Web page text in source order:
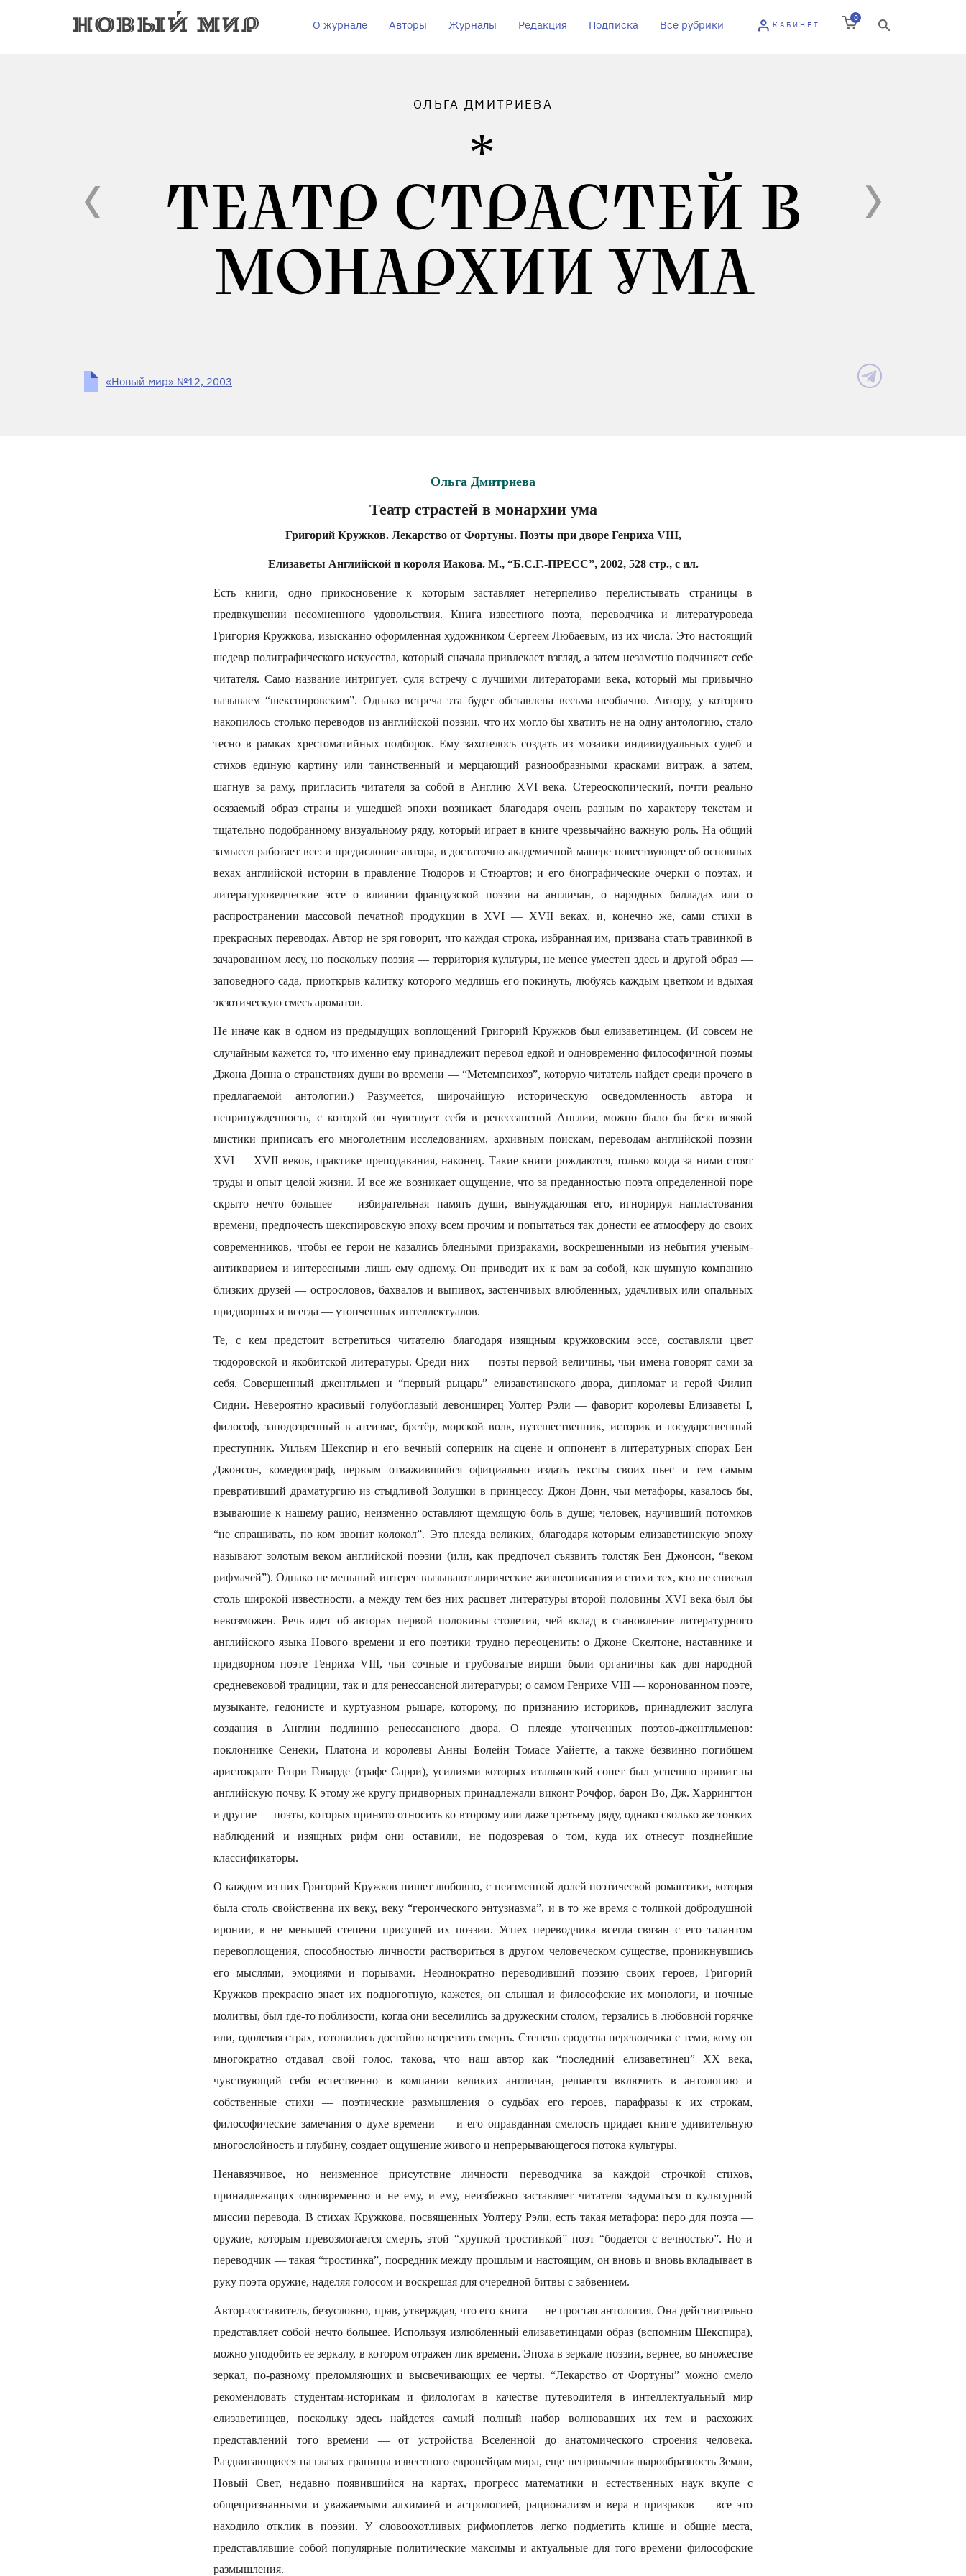
О журнале Авторы Журналы Редакция Подписка Все рубрики КАБИНЕТ
0
ОЛЬГА ДМИТРИЕВА
ТЕАТР СТРАСТЕЙ В
МОНАРХИИ УМА
«Новый мир» №12, 2003
Ольга Дмитриева
Театр страстей в монархии ума
Григорий Кружков. Лекарство от Фортуны. Поэты при дворе Генриха VIII,
Елизаветы Английской и короля Иакова. М., “Б.С.Г.-ПРЕСС”, 2002, 528 стр., с ил.
Есть книги, одно прикосновение к которым заставляет нетерпеливо перелистывать страницы в
предвкушении несомненного удовольствия. Книга известного поэта, переводчика и литературоведа
Григория Кружкова, изысканно оформленная художником Сергеем Любаевым, из их числа. Это настоящий
шедевр полиграфического искусства, который сначала привлекает взгляд, а затем незаметно подчиняет себе
читателя. Само название интригует, суля встречу с лучшими литераторами века, который мы привычно
называем “шекспировским”. Однако встреча эта будет обставлена весьма необычно. Автору, у которого
накопилось столько переводов из английской поэзии, что их могло бы хватить не на одну антологию, стало
тесно в рамках хрестоматийных подборок. Ему захотелось создать из мозаики индивидуальных судеб и
стихов единую картину или таинственный и мерцающий разнообразными красками витраж, а затем,
шагнув за раму, пригласить читателя за собой в Англию XVI века. Стереоскопический, почти реально
осязаемый образ страны и ушедшей эпохи возникает благодаря очень разным по характеру текстам и
тщательно подобранному визуальному ряду, который играет в книге чрезвычайно важную роль. На общий
замысел работает все: и предисловие автора, в достаточно академичной манере повествующее об основных
вехах английской истории в правление Тюдоров и Стюартов; и его биографические очерки о поэтах, и
литературоведческие эссе о влиянии французской поэзии на англичан, о народных балладах или о
распространении массовой печатной продукции в XVI — XVII веках, и, конечно же, сами стихи в
прекрасных переводах. Автор не зря говорит, что каждая строка, избранная им, призвана стать травинкой в
зачарованном лесу, но поскольку поэзия — территория культуры, не менее уместен здесь и другой образ —
заповедного сада, приоткрыв калитку которого медлишь его покинуть, любуясь каждым цветком и вдыхая
экзотическую смесь ароматов.
Не иначе как в одном из предыдущих воплощений Григорий Кружков был елизаветинцем. (И совсем не
случайным кажется то, что именно ему принадлежит перевод едкой и одновременно философичной поэмы
Джона Донна о странствиях души во времени — “Метемпсихоз”, которую читатель найдет среди прочего в
предлагаемой антологии.) Разумеется, широчайшую историческую осведомленность автора и
непринужденность, с которой он чувствует себя в ренессансной Англии, можно было бы безо всякой
мистики приписать его многолетним исследованиям, архивным поискам, переводам английской поэзии
XVI — XVII веков, практике преподавания, наконец. Такие книги рождаются, только когда за ними стоят
труды и опыт целой жизни. И все же возникает ощущение, что за преданностью поэта определенной поре
скрыто нечто большее — избирательная память души, вынуждающая его, игнорируя напластования
времени, предпочесть шекспировскую эпоху всем прочим и попытаться так донести ее атмосферу до своих
современников, чтобы ее герои не казались бледными призраками, воскрешенными из небытия ученым-
антикварием и интересными лишь ему одному. Он приводит их к вам за собой, как шумную компанию
близких друзей — острословов, бахвалов и выпивох, застенчивых влюбленных, удачливых или опальных
придворных и всегда — утонченных интеллектуалов.
Те, с кем предстоит встретиться читателю благодаря изящным кружковским эссе, составляли цвет
тюдоровской и якобитской литературы. Среди них — поэты первой величины, чьи имена говорят сами за
себя. Совершенный джентльмен и “первый рыцарь” елизаветинского двора, дипломат и герой Филип
Сидни. Невероятно красивый голубоглазый девонширец Уолтер Рэли — фаворит королевы Елизаветы I,
философ, заподозренный в атеизме, бретёр, морской волк, путешественник, историк и государственный
преступник. Уильям Шекспир и его вечный соперник на сцене и оппонент в литературных спорах Бен
Джонсон, комедиограф, первым отважившийся официально издать тексты своих пьес и тем самым
превративший драматургию из стыдливой Золушки в принцессу. Джон Донн, чьи метафоры, казалось бы,
взывающие к нашему рацио, неизменно оставляют щемящую боль в душе; человек, научивший потомков
“не спрашивать, по ком звонит колокол”. Это плеяда великих, благодаря которым елизаветинскую эпоху
называют золотым веком английской поэзии (или, как предпочел съязвить толстяк Бен Джонсон, “веком
рифмачей”). Однако не меньший интерес вызывают лирические жизнеописания и стихи тех, кто не снискал
столь широкой известности, а между тем без них расцвет литературы второй половины XVI века был бы
невозможен. Речь идет об авторах первой половины столетия, чей вклад в становление литературного
английского языка Нового времени и его поэтики трудно переоценить: о Джоне Скелтоне, наставнике и
придворном поэте Генриха VIII, чьи сочные и грубоватые вирши были органичны как для народной
средневековой традиции, так и для ренессансной литературы; о самом Генрихе VIII — коронованном поэте,
музыканте, гедонисте и куртуазном рыцаре, которому, по признанию историков, принадлежит заслуга
создания в Англии подлинно ренессансного двора. О плеяде утонченных поэтов-джентльменов:
поклоннике Сенеки, Платона и королевы Анны Болейн Томасе Уайетте, а также безвинно погибшем
аристократе Генри Говарде (графе Сарри), усилиями которых итальянский сонет был успешно привит на
английскую почву. К этому же кругу придворных принадлежали виконт Рочфор, барон Во, Дж. Харрингтон
и другие — поэты, которых принято относить ко второму или даже третьему ряду, однако сколько же тонких
наблюдений и изящных рифм они оставили, не подозревая о том, куда их отнесут позднейшие
классификаторы.
О каждом из них Григорий Кружков пишет любовно, с неизменной долей поэтической романтики, которая
была столь свойственна их веку, веку “героического энтузиазма”, и в то же время с толикой добродушной
иронии, в не меньшей степени присущей их поэзии. Успех переводчика всегда связан с его талантом
перевоплощения, способностью личности раствориться в другом человеческом существе, проникнувшись
его мыслями, эмоциями и порывами. Неоднократно переводивший поэзию своих героев, Григорий
Кружков прекрасно знает их подноготную, кажется, он слышал и философские их монологи, и ночные
молитвы, был где-то поблизости, когда они веселились за дружеским столом, терзались в любовной горячке
или, одолевая страх, готовились достойно встретить смерть. Степень сродства переводчика с теми, кому он
многократно отдавал свой голос, такова, что наш автор как “последний елизаветинец” ХХ века,
чувствующий себя естественно в компании великих англичан, решается включить в антологию и
собственные стихи — поэтические размышления о судьбах его героев, парафразы к их строкам,
философические замечания о духе времени — и его оправданная смелость придает книге удивительную
многослойность и глубину, создает ощущение живого и непрерывающегося потока культуры.
Ненавязчивое, но неизменное присутствие личности переводчика за каждой строчкой стихов,
принадлежащих одновременно и не ему, и ему, неизбежно заставляет читателя задуматься о культурной
миссии перевода. В стихах Кружкова, посвященных Уолтеру Рэли, есть такая метафора: перо для поэта —
оружие, которым превозмогается смерть, этой “хрупкой тростинкой” поэт “бодается с вечностью”. Но и
переводчик — такая “тростинка”, посредник между прошлым и настоящим, он вновь и вновь вкладывает в
руку поэта оружие, наделяя голосом и воскрешая для очередной битвы с забвением.
Автор-составитель, безусловно, прав, утверждая, что его книга — не простая антология. Она действительно
представляет собой нечто большее. Используя излюбленный елизаветинцами образ (вспомним Шекспира),
можно уподобить ее зеркалу, в котором отражен лик времени. Эпоха в зеркале поэзии, вернее, во множестве
зеркал, по-разному преломляющих и высвечивающих ее черты. “Лекарство от Фортуны” можно смело
рекомендовать студентам-историкам и филологам в качестве путеводителя в интеллектуальный мир
елизаветинцев, поскольку здесь найдется самый полный набор волновавших их тем и расхожих
представлений того времени — от устройства Вселенной до анатомического строения человека.
Раздвигающиеся на глазах границы известного европейцам мира, еще непривычная шарообразность Земли,
Новый Свет, недавно появившийся на картах, прогресс математики и естественных наук вкупе с
общепризнанными и уважаемыми алхимией и астрологией, рационализм и вера в призраков — все это
находило отклик в поэзии. У словоохотливых рифмоплетов легко подметить клише и общие места,
представлявшие собой популярные политические максимы и актуальные для того времени философские
размышления.